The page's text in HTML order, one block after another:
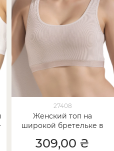
27408
Женский топ на
широкой бретельке в
309,00 ₴